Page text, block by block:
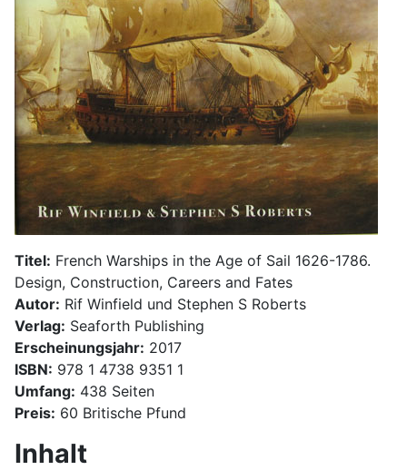
Titel: French Warships in the Age of Sail 1626-1786.
Design, Construction, Careers and Fates
Autor: Rif Winfield und Stephen S Roberts
Verlag: Seaforth Publishing
Erscheinungsjahr: 2017
ISBN: 978 1 4738 9351 1
Umfang: 438 Seiten
Preis: 60 Britische Pfund
Inhalt